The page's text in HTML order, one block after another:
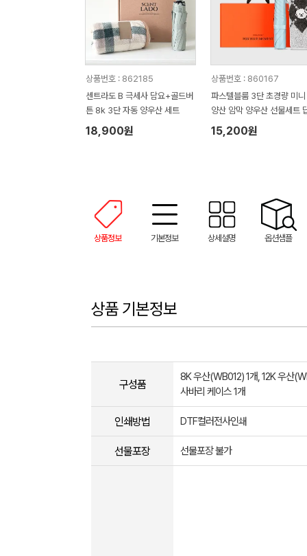
상품번호 : 862185
센트라도 B 극세사 담요+골드버
튼 8k 3단 자동 양우산 세트
18,900원
상품번호 : 860167
파스텔블룸 3단 초경량 미니
양산 암막 양우산 선물세트
품+무한타올세트 푸들이
50g 수건세트
15,200원
상품정보 기본정보 상세설명 옵션샘플
상품 기본정보
구성품
8K 우산(WB012) 1개, 12K 우산
사바리 케이스 1개
인쇄방법 DTF컬러전사인쇄
선물포장 선물포장 불가